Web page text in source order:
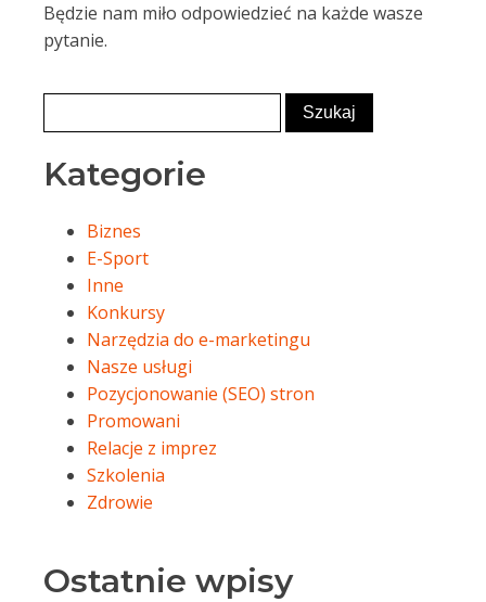
Będzie nam miło odpowiedzieć na każde wasze
pytanie.
Kategorie
Biznes
E-Sport
Inne
Konkursy
Narzędzia do e-marketingu
Nasze usługi
Pozycjonowanie (SEO) stron
Promowani
Relacje z imprez
Szkolenia
Zdrowie
Ostatnie wpisy